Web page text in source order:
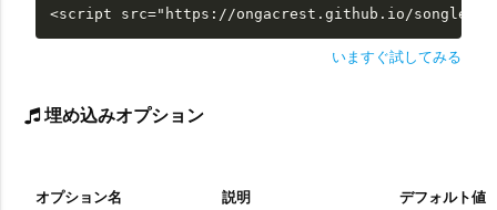
<script src="https://ongacrest.github.io/songle-
いますぐ試してみる
埋め込みオプション
オプション名 説明 デフォルト値